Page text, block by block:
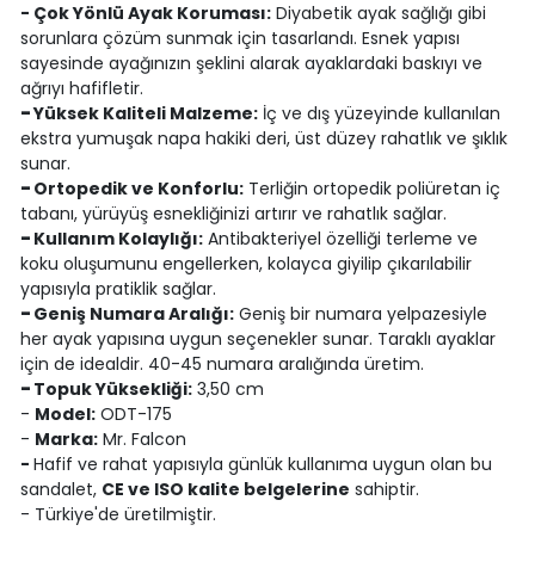
- Çok Yönlü Ayak Koruması:Diyabetik ayak sağlığı gibi
sorunlara çözüm sunmak için tasarlandı. Esnek yapısı
sayesinde ayağınızın şeklini alarak ayaklardaki baskıyı ve
ağrıyı hafifletir.
-Yüksek Kaliteli Malzeme:İç ve dış yüzeyinde kullanılan
ekstra yumuşak napa hakiki deri, üst düzey rahatlık ve şıklık
sunar.
- Ortopedik ve Konforlu:Terliğin ortopedik poliüretan iç
tabanı, yürüyüş esnekliğinizi artırır ve rahatlık sağlar.
- Kullanım Kolaylığı:Antibakteriyel özelliği terleme ve
koku oluşumunu engellerken, kolayca giyilip çıkarılabilir
yapısıyla pratiklik sağlar.
- Geniş Numara Aralığı:Geniş bir numara yelpazesiyle
her ayak yapısına uygun seçenekler sunar. Taraklı ayaklar
için de idealdir. 40-45 numara aralığında üretim.
- Topuk Yüksekliği:3,50 cm
- Model:ODT-175
- Marka:Mr. Falcon
- Hafif ve rahat yapısıyla günlük kullanıma uygun olan bu
sandalet, CE ve ISO kalite belgelerine sahiptir.
- Türkiye'de üretilmiştir.